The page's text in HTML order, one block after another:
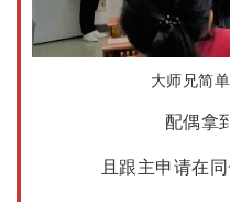
大师兄简
配偶拿
且跟主申请在